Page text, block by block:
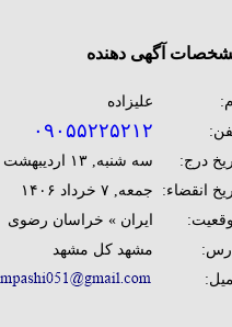
آگهی دهنده
علیزاده
۰۹۰۵۵۲۲۵۲۱۲
درج:
سه شنبه, ۱۳ ارديبهشت ۱۴۰۱
انقضاء:
جمعه, ۷ خرداد ۱۴۰۶
ایران » خراسان رضوی
مشهد کل مشهد